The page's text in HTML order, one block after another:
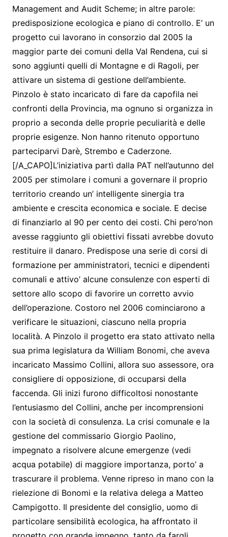
Management and Audit Scheme; in altre parole:
predisposizione ecologica e piano di controllo. E’ un
progetto cui lavorano in consorzio dal 2005 la
maggior parte dei comuni della Val Rendena, cui si
sono aggiunti quelli di Montagne e di Ragoli, per
attivare un sistema di gestione dell’ambiente.
Pinzolo è stato incaricato di fare da capofila nei
confronti della Provincia, ma ognuno si organizza in
proprio a seconda delle proprie peculiarità e delle
proprie esigenze. Non hanno ritenuto opportuno
parteciparvi Darè, Strembo e Caderzone.
[/A_CAPO]L’iniziativa partì dalla PAT nell’autunno del
2005 per stimolare i comuni a governare il proprio
territorio creando un’ intelligente sinergia tra
ambiente e crescita economica e sociale. E decise
di finanziarlo al 90 per cento dei costi. Chi pero’non
avesse raggiunto gli obiettivi fissati avrebbe dovuto
restituire il danaro. Predispose una serie di corsi di
formazione per amministratori, tecnici e dipendenti
comunali e attivo’ alcune consulenze con esperti di
settore allo scopo di favorire un corretto avvio
dell’operazione. Costoro nel 2006 cominciarono a
verificare le situazioni, ciascuno nella propria
località. A Pinzolo il progetto era stato attivato nella
sua prima legislatura da William Bonomi, che aveva
incaricato Massimo Collini, allora suo assessore, ora
consigliere di opposizione, di occuparsi della
faccenda. Gli inizi furono difficoltosi nonostante
l’entusiasmo del Collini, anche per incomprensioni
con la società di consulenza. La crisi comunale e la
gestione del commissario Giorgio Paolino,
impegnato a risolvere alcune emergenze (vedi
acqua potabile) di maggiore importanza, porto’ a
trascurare il problema. Venne ripreso in mano con la
rielezione di Bonomi e la relativa delega a Matteo
Campigotto. Il presidente del consiglio, uomo di
particolare sensibilità ecologica, ha affrontato il